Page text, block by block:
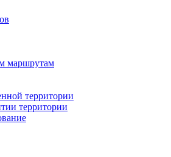
маршрутам
территории
территории